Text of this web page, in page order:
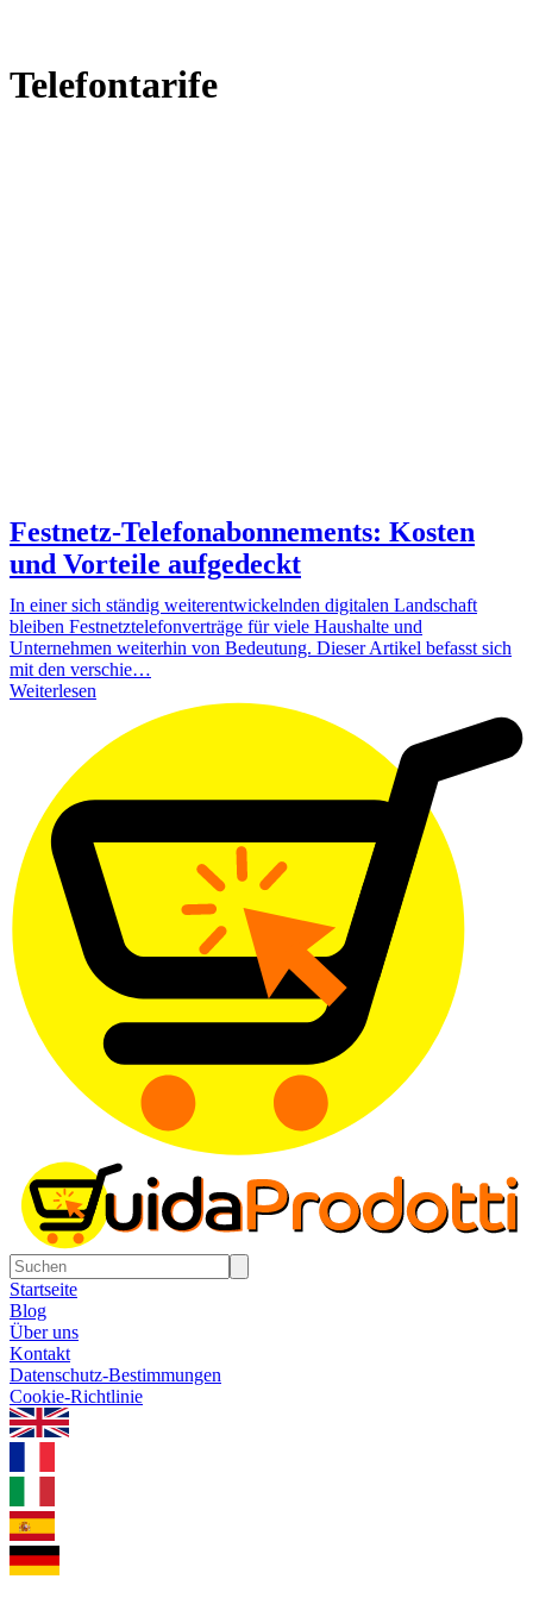
Telefontarife
Festnetz-Telefonabonnements: Kosten
und Vorteile aufgedeckt
In einer sich ständig weiterentwickelnden digitalen Landschaft
bleiben Festnetztelefonverträge für viele Haushalte und
Unternehmen weiterhin von Bedeutung. Dieser Artikel befasst sich
mit den verschie…
Weiterlesen
Startseite
Blog
Über uns
Kontakt
Datenschutz-Bestimmungen
Cookie-Richtlinie